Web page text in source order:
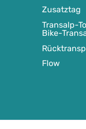
Zusatztag
Transalp-
Bike-
Flow